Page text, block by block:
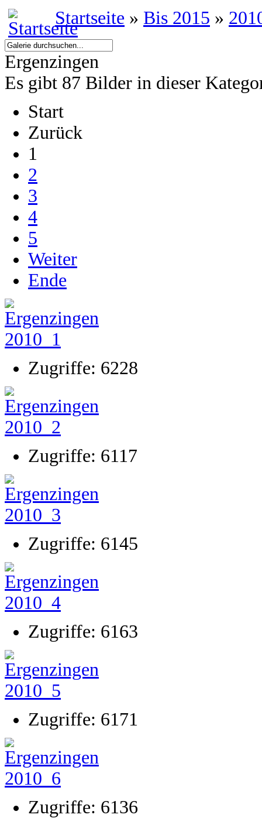
Startseite » Bis 2015 »
Ergenzingen
Es gibt 87 Bilder in dieser
Start
Zurück
1
2
3
4
5
Weiter
Ende
Zugriffe: 6228
Zugriffe: 6117
Zugriffe: 6145
Zugriffe: 6163
Zugriffe: 6171
Zugriffe: 6136